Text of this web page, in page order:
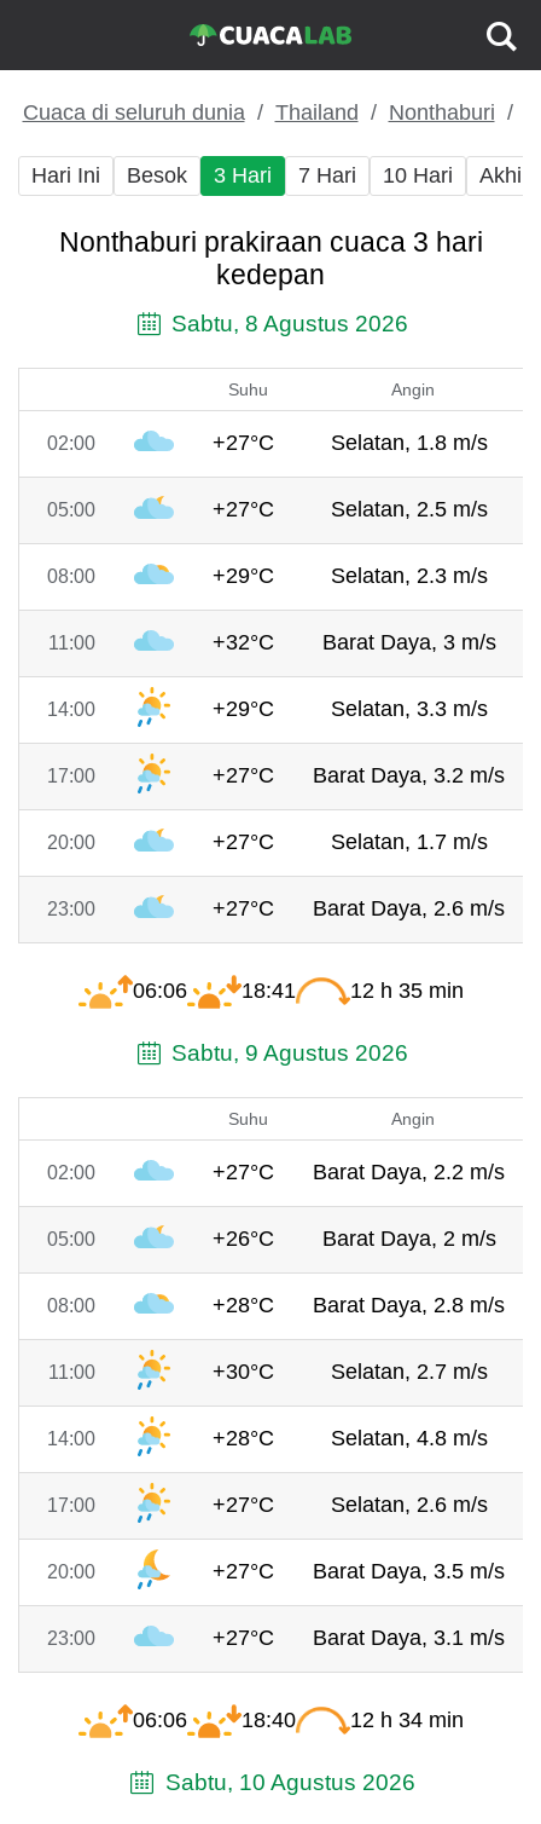
Cuaca di seluruh dunia Thailand Nonthaburi
Hari Ini Besok 3 Hari 7 Hari 10 Hari Akhir
Nonthaburi prakiraan cuaca 3 hari
kedepan
Sabtu, 8 Agustus 2026
Suhu Angin
02:00 +27°C Selatan, 1.8 m/s
05:00 +27°C Selatan, 2.5 m/s
08:00 +29°C Selatan, 2.3 m/s
11:00 +32°C Barat Daya, 3 m/s
14:00 +29°C Selatan, 3.3 m/s
17:00 +27°C Barat Daya, 3.2 m/s
20:00 +27°C Selatan, 1.7 m/s
23:00 +27°C Barat Daya, 2.6 m/s
06:06 18:41 12 h 35 min
Sabtu, 9 Agustus 2026
Suhu Angin
02:00 +27°C Barat Daya, 2.2 m/s
05:00 +26°C Barat Daya, 2 m/s
08:00 +28°C Barat Daya, 2.8 m/s
11:00 +30°C Selatan, 2.7 m/s
14:00 +28°C Selatan, 4.8 m/s
17:00 +27°C Selatan, 2.6 m/s
20:00 +27°C Barat Daya, 3.5 m/s
23:00 +27°C Barat Daya, 3.1 m/s
06:06 18:40 12 h 34 min
Sabtu, 10 Agustus 2026